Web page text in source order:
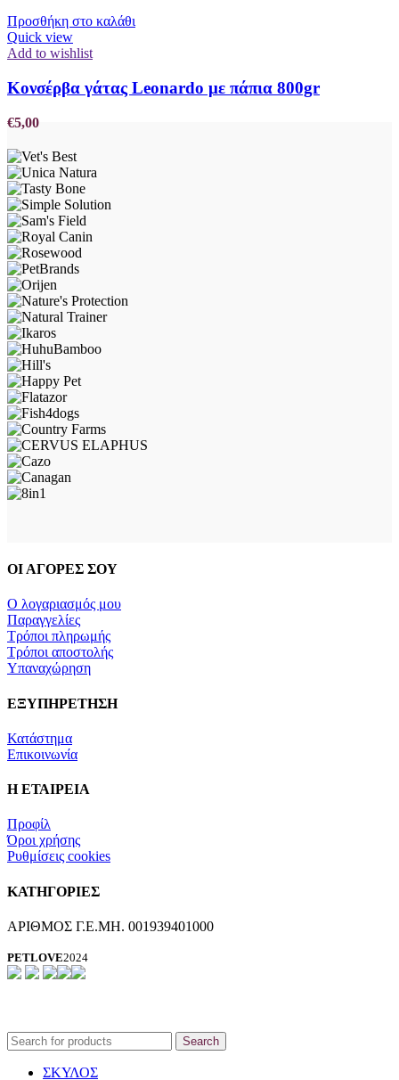
Προσθήκη στο καλάθι
Quick view
Add to wishlist
Κονσέρβα γάτας Leonardo με πάπια 800gr
€5,00
ΟΙ ΑΓΟΡΕΣ ΣΟΥ
Ο λογαριασμός μου
Παραγγελίες
Τρόποι πληρωμής
Τρόποι αποστολής
Υπαναχώρηση
ΕΞΥΠΗΡΕΤΗΣΗ
Κατάστημα
Επικοινωνία
Η ΕΤΑΙΡΕΙΑ
Προφίλ
Όροι χρήσης
Ρυθμίσεις cookies
ΚΑΤΗΓΟΡΙΕΣ
ΑΡΙΘΜΟΣ Γ.Ε.ΜΗ. 001939401000
PETLOVE2024
Search
ΣΚΥΛΟΣ